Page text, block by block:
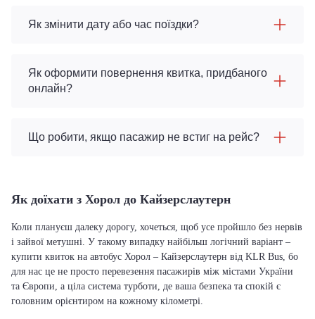
Як змінити дату або час поїздки?
Як оформити повернення квитка, придбаного
онлайн?
Що робити, якщо пасажир не встиг на рейс?
Як доїхати з Хорол до Кайзерслаутерн
Коли плануєш далеку дорогу, хочеться, щоб усе пройшло без нервів
і зайвої метушні. У такому випадку найбільш логічний варіант –
купити квиток на автобус Хорол – Кайзерслаутерн від KLR Bus, бо
для нас це не просто перевезення пасажирів між містами України
та Європи, а ціла система турботи, де ваша безпека та спокій є
головним орієнтиром на кожному кілометрі.